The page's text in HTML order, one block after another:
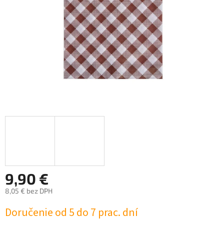
9,90 €
8,05 € bez DPH
cena:
Doručenie od 5 do 7 prac. dní